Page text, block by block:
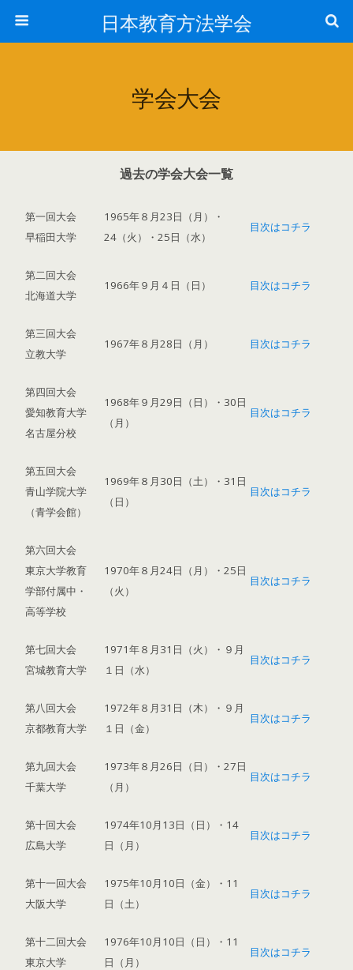
日本教育方法学会
学会大会
過去の学会大会一覧
第一回大会
早稲田大学
1965年８月23日（月）・
24（火）・25日（水）
目次はコチラ
第二回大会
北海道大学
1966年９月４日（日） 目次はコチラ
第三回大会
立教大学
1967年８月28日（月） 目次はコチラ
第四回大会
愛知教育大学
名古屋分校
1968年９月29日（日）・30日
（月）
目次はコチラ
第五回大会
青山学院大学
（青学会館）
1969年８月30日（土）・31日
（日）
目次はコチラ
第六回大会
東京大学教育
学部付属中・
高等学校
1970年８月24日（月）・25日
（火）
目次はコチラ
第七回大会
宮城教育大学
1971年８月31日（火）・９月
１日（水）
目次はコチラ
第八回大会
京都教育大学
1972年８月31日（木）・９月
１日（金）
目次はコチラ
第九回大会
千葉大学
1973年８月26日（日）・27日
（月）
目次はコチラ
第十回大会
広島大学
1974年10月13日（日）・14
日（月）
目次はコチラ
第十一回大会
大阪大学
1975年10月10日（金）・11
日（土）
目次はコチラ
第十二回大会
東京大学
1976年10月10日（日）・11
日（月）
目次はコチラ